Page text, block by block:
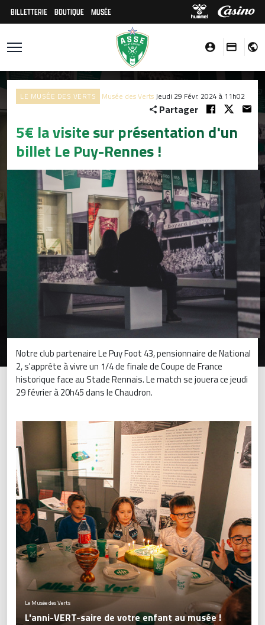
BILLETTERIE BOUTIQUE MUSÉE
LE MUSÉE DES VERTS Musée des VertsJeudi 29 Févr. 2024 à 11h02
Partager
5€ la visite sur présentation d'un
billet Le Puy-Rennes !
Notre club partenaire Le Puy Foot 43, pensionnaire de National
2, s'apprête à vivre un 1/4 de finale de Coupe de France
historique face au Stade Rennais. Le match se jouera ce jeudi
29 février à 20h45 dans le Chaudron.
Le Musée des Verts
L'anni-VERT-saire de votre enfant au musée !